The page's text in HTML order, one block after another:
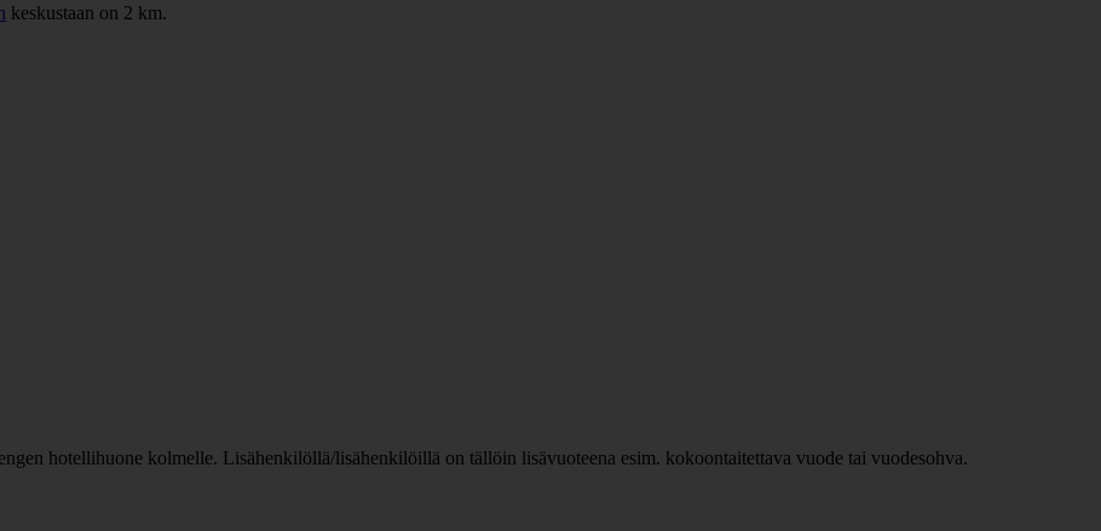
keskustaan on 2 km.
hotellihuone kolmelle. Lisähenkilöllä/lisähenkilöillä on tällöin lisävuoteena esim. kokoontaitettava vuode tai vuodesohva.